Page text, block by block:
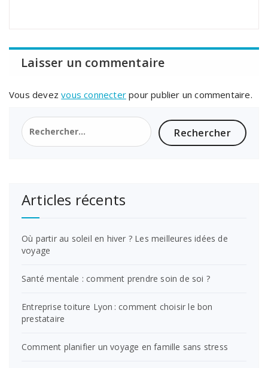
Laisser un commentaire
Vous devezvous connecter pour publier un commentaire.
Rechercher :
Articles récents
Où partir au soleil en hiver ? Les meilleures idées de
voyage
Santé mentale : comment prendre soin de soi ?
Entreprise toiture Lyon : comment choisir le bon
prestataire
Comment planifier un voyage en famille sans stress